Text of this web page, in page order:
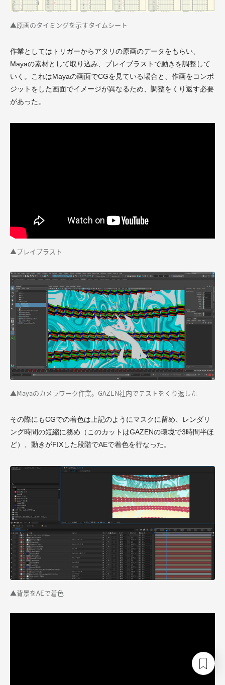
▲原画のタイミングを示すタイムシート
作業としてはトリガーからアタリの原画のデータをもらい、
Mayaの素材として取り込み、プレイブラストで動きを調整して
いく。これはMayaの画面でCGを見ている場合と、作画をコンポ
ジットをした画面でイメージが異なるため、調整をくり返す必要
があった。
▲プレイブラスト
▲Mayaのカメラワーク作業。GAZEN社内でテストをくり返した
その際にもCGでの着色は上記のようにマスクに留め、レンダリ
ング時間の短縮に務め（このカットはGAZENの環境で3時間半ほ
ど）、動きがFIXした段階でAEで着色を行なった。
▲背景をAEで着色